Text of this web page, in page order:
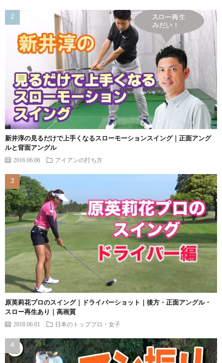
新井淳の見るだけで上手くなるスローモーションスイング｜正面アング
ルと背面アングル
2016.06.06 アイアンの打ち方
原英莉花プロのスイング｜ドライバーショット｜後方・正面アングル・
スロー再生あり｜高画質
2018.06.01 日本のトッププロ・女子